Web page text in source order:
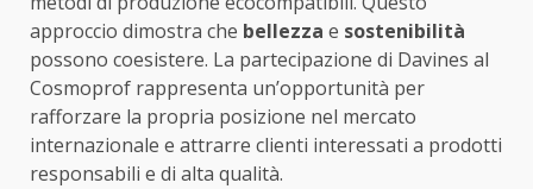
approccio dimostra che bellezza e sostenibilità
possono coesistere. La partecipazione di Davines al
Cosmoprof rappresenta un’opportunità per
rafforzare la propria posizione nel mercato
internazionale e attrarre clienti interessati a prodotti
responsabili e di alta qualità.